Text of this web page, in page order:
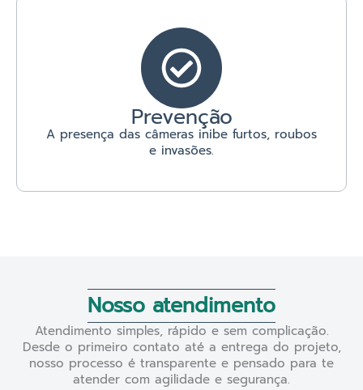
Prevenção
A presença das câmeras inibe furtos, roubos
e invasões.
Nosso atendimento
Atendimento simples, rápido e sem complicação.
Desde o primeiro contato até a entrega do projeto,
nosso processo é transparente e pensado para te
atender com agilidade e segurança.